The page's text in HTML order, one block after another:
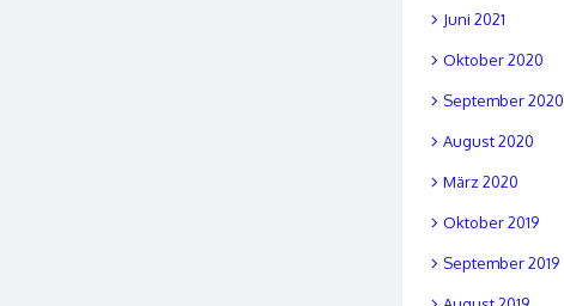
Juni 2021
Oktober 2020
September 2020
August 2020
März 2020
Oktober 2019
September 2019